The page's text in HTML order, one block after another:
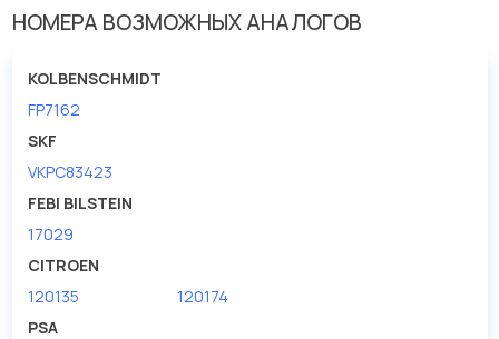
У данной детали есть аналоги с номерами, убедитесь сами.
большом ассортименте.
Мы продаем сертифицированные колодки тормозные
дисковые с гарантией от производителя KOLBENSCHMIDT.
Производитель
НОМЕРА ВОЗМОЖНЫХ АНАЛОГОВ
KOLBENSCHMIDT
FP7162
SKF
VKPC83423
FEBI BILSTEIN
17029
CITROEN
120135
120174
PSA